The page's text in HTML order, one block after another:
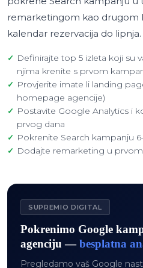
remarketingom kao drugom
kalendar rezervacija do lipnja.
Definirajte top 5 izleta koji su
njima krenite s prvom
Provjerite imate li landing
homepage agencije)
Postavite Google Analytics i
prvog dana
Pokrenite Search kampanju
Dodajte remarketing u
SUPREMIO DIGITAL
Pokrenimo Google
agenciju —besplatna
Pregledamo vaš Google